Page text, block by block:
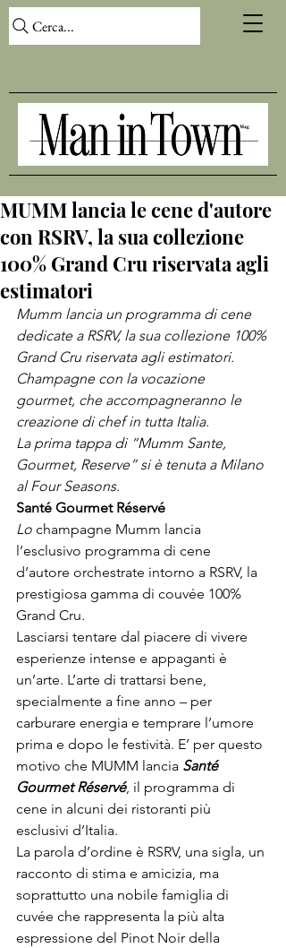
Cerca...
MUMM lancia le cene d'autore
con RSRV, la sua collezione
100% Grand Cru riservata agli
estimatori
Mumm lancia un programma di cene
dedicate a RSRV, la sua collezione 100%
Grand Cru riservata agli estimatori.
Champagne con la vocazione
gourmet, che accompagneranno le
creazione di chef in tutta Italia.
La prima tappa di “Mumm Sante,
Gourmet, Reserve” si è tenuta a Milano
al Four Seasons.
Santé Gourmet Réservé
Lo champagne Mumm lancia
l’esclusivo programma di cene
d’autore orchestrate intorno a RSRV, la
prestigiosa gamma di couvée 100%
Grand Cru.
Lasciarsi tentare dal piacere di vivere
esperienze intense e appaganti è
un’arte. L’arte di trattarsi bene,
specialmente a fine anno – per
carburare energia e temprare l’umore
prima e dopo le festività. E’ per questo
motivo che MUMM lancia Santé
Gourmet Réservé, il programma di
cene in alcuni dei ristoranti più
esclusivi d’Italia.
La parola d’ordine è RSRV, una sigla, un
racconto di stima e amicizia, ma
soprattutto una nobile famiglia di
cuvée che rappresenta la più alta
espressione del Pinot Noir della